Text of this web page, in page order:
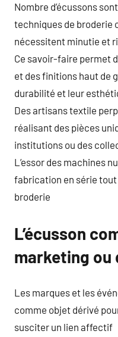
Nombre d’écussons
techniques de broderie
nécessitent minutie et
Ce savoir-faire permet
et des finitions haut de
durabilité et leur
Des artisans textile
réalisant des pièces
institutions ou des
L’essor des machines
fabrication en série
broderie
L’écusson
marketing ou
Les marques et les
comme objet dérivé
susciter un lien affectif